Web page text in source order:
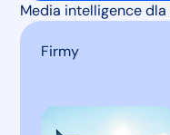
Media intelligence dla
Firmy